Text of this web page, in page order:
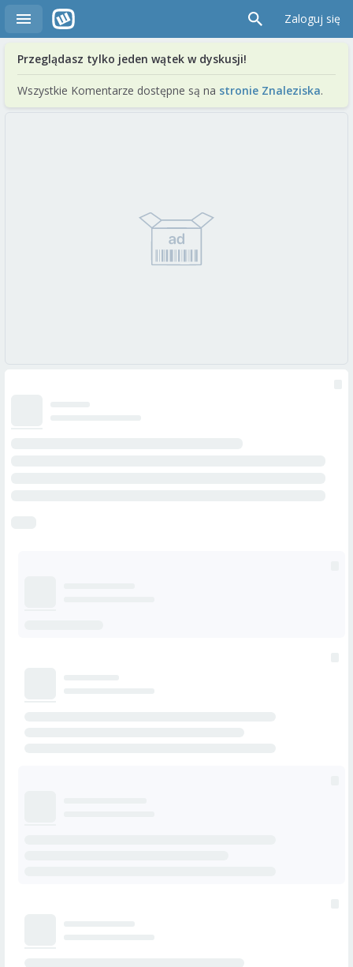
Zaloguj się
Przeglądasz tylko jeden wątek w dyskusji!
Wszystkie Komentarze dostępne są na stronie Znaleziska.